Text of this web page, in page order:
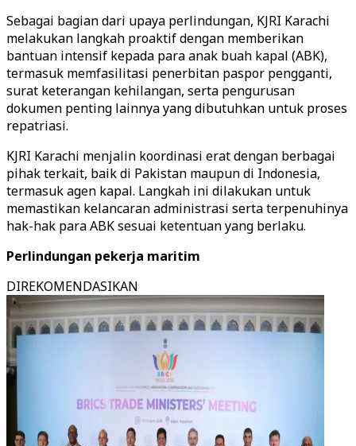
Sebagai bagian dari upaya perlindungan, KJRI Karachi
melakukan langkah proaktif dengan memberikan
bantuan intensif kepada para anak buah kapal (ABK),
termasuk memfasilitasi penerbitan paspor pengganti,
surat keterangan kehilangan, serta pengurusan
dokumen penting lainnya yang dibutuhkan untuk proses
repatriasi.
KJRI Karachi menjalin koordinasi erat dengan berbagai
pihak terkait, baik di Pakistan maupun di Indonesia,
termasuk agen kapal. Langkah ini dilakukan untuk
memastikan kelancaran administrasi serta terpenuhinya
hak-hak para ABK sesuai ketentuan yang berlaku.
Perlindungan pekerja maritim
DIREKOMENDASIKAN